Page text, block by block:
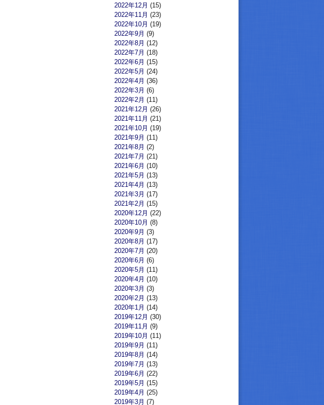
2022年12月 (15)
2022年11月 (23)
2022年10月 (19)
2022年9月 (9)
2022年8月 (12)
2022年7月 (18)
2022年6月 (15)
2022年5月 (24)
2022年4月 (36)
2022年3月 (6)
2022年2月 (11)
2021年12月 (26)
2021年11月 (21)
2021年10月 (19)
2021年9月 (11)
2021年8月 (2)
2021年7月 (21)
2021年6月 (10)
2021年5月 (13)
2021年4月 (13)
2021年3月 (17)
2021年2月 (15)
2020年12月 (22)
2020年10月 (8)
2020年9月 (3)
2020年8月 (17)
2020年7月 (20)
2020年6月 (6)
2020年5月 (11)
2020年4月 (10)
2020年3月 (3)
2020年2月 (13)
2020年1月 (14)
2019年12月 (30)
2019年11月 (9)
2019年10月 (11)
2019年9月 (11)
2019年8月 (14)
2019年7月 (13)
2019年6月 (22)
2019年5月 (15)
2019年4月 (25)
2019年3月 (7)